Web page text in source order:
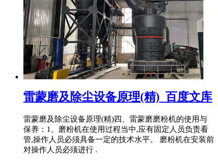
雷蒙磨及除尘设备原理(精)_百度文库
雷蒙磨及除尘设备原理(精)四、雷蒙磨磨粉机的使用与
保养：1、磨粉机在使用过程当中,应有固定人员负责看
管,操作人员必须具备一定的技术水平。 磨粉机在安装前
对操作人员必须进行 .